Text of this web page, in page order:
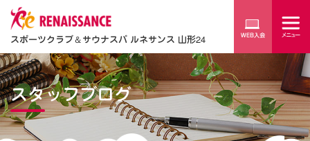
スポーツクラブ＆サウナスパ ルネサンス 山形24
スタッフブログ